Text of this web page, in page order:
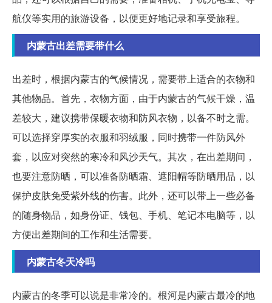
航仪等实用的旅游设备，以便更好地记录和享受旅程。
内蒙古出差需要带什么
出差时，根据内蒙古的气候情况，需要带上适合的衣物和
其他物品。首先，衣物方面，由于内蒙古的气候干燥，温
差较大，建议携带保暖衣物和防风衣物，以备不时之需。
可以选择穿厚实的衣服和羽绒服，同时携带一件防风外
套，以应对突然的寒冷和风沙天气。其次，在出差期间，
也要注意防晒，可以准备防晒霜、遮阳帽等防晒用品，以
保护皮肤免受紫外线的伤害。此外，还可以带上一些必备
的随身物品，如身份证、钱包、手机、笔记本电脑等，以
方便出差期间的工作和生活需要。
内蒙古冬天冷吗
内蒙古的冬季可以说是非常冷的。根河是内蒙古最冷的地